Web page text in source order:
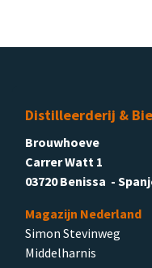
Distilleerderij &
Brouwhoeve
Carrer Watt 1
03720 Benissa -
Magazijn Nederland
Simon Stevinweg
Middelharnis